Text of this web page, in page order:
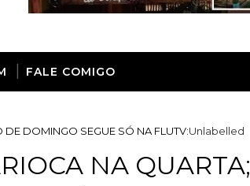
FALE COMIGO
Unlabelled
DOMINGO SEGUE SÓ NA FLUTV:
NA QUARTA;